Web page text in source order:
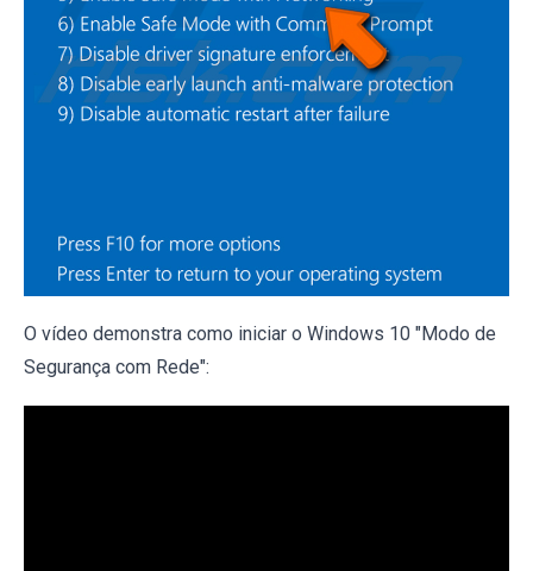
O vídeo demonstra como iniciar o Windows 10 "Modo de
Segurança com Rede":